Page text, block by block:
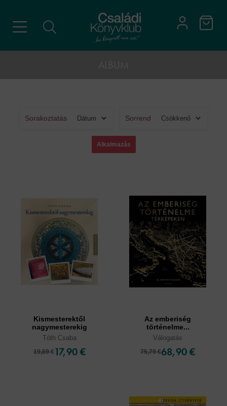
Sorakoztatás Sorrend
Kismesterektől
nagymesterekig
Tóth Csaba
19,69 € 17,90 €
Az emberiség
történelme...
Válogatás
75,79 €68,90 €